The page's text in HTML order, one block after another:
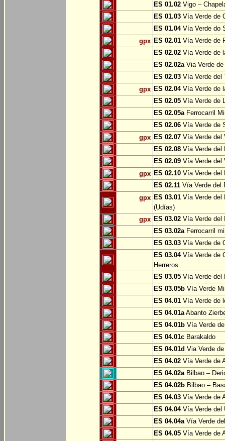
ES 01.02 Vigo –
ES 01.03 Vía Verde de
ES 01.04Vía Verde do
gpx ES 02.01 Vía Verde de
ES 02.02 Vía Verde de
ES 02.02aVia Verde de
ES 02.03 Vía Verde del
gpx ES 02.04Vía Verde de
ES 02.05 Vía Verde de
ES 02.05aFerrocarril
ES 02.06 Vía Verde de
gpx ES 02.07 Vía Verde del
ES 02.08 Vía Verde del
ES 02.09 Vía Verde del
gpx ES 02.10 Vía Verde del
ES 02.11 Vía Verde del
gpx ES 03.01 Vía Verde del
(Udías)
gpx ES 03.02 Vía Verde del
ES 03.02aFerrocarril
ES 03.03 Vía Verde de
ES 03.04Vía Verde de
Herreros
ES 03.05 Vía Verde del
ES 03.05b Vía Verde
ES 04.01 Vía Verde de
ES 04.01aAbanto
ES 04.01b Vía Verde
ES 04.01c Barakaldo
ES 04.01d Via Verde
ES 04.02 Vía Verde de
ES 04.02aBilbao –
ES 04.02b Bilbao –
ES 04.03 Vía Verde de
ES 04.04Vía Verde del
ES 04.04aVía Verde
ES 04.05 Vía Verde de